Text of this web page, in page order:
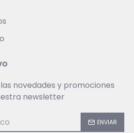
novedades y promociones
newsletter
ENVIAR